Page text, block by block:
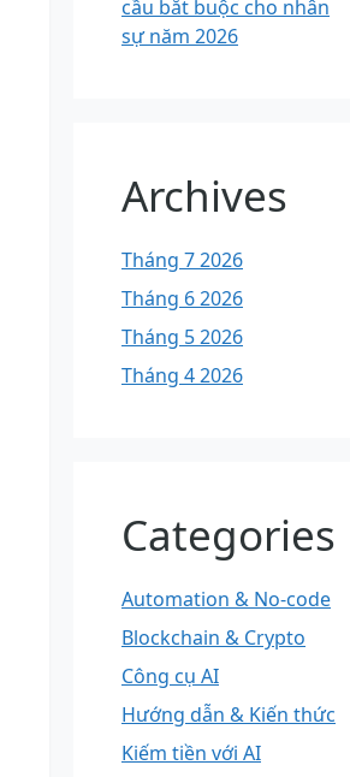
cầu bắt buộc cho nhân
sự năm 2026
Archives
Tháng 7 2026
Tháng 6 2026
Tháng 5 2026
Tháng 4 2026
Categories
Automation & No-code
Blockchain & Crypto
Công cụ AI
Hướng dẫn & Kiến thức
Kiếm tiền với AI